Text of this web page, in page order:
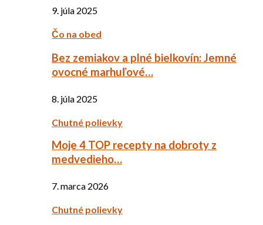
9. júla 2025
Čo na obed
Bez zemiakov a plné bielkovín: Jemné
ovocné marhuľové…
8. júla 2025
Chutné polievky
Moje 4 TOP recepty na dobroty z
medvedieho…
7. marca 2026
Chutné polievky